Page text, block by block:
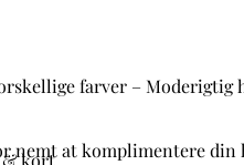
& kort
farver –
nemt at komplimentere din